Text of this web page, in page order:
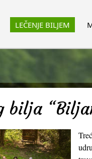
LEČENJE BILJEM
bilja